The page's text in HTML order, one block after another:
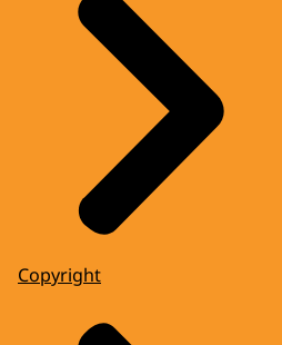
Copyright